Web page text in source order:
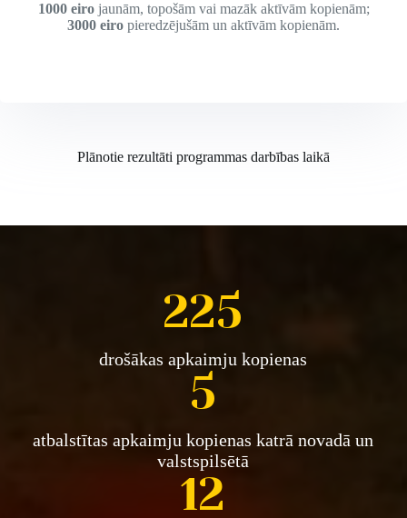
1000 eirojaunām, topošām vai mazāk aktīvām kopienām;
3000 eiro pieredzējušām un aktīvām kopienām.
Plānotie rezultāti programmas darbības laikā
225
drošākas apkaimju kopienas
5
atbalstītas apkaimju kopienas katrā novadā un
valstspilsētā
12